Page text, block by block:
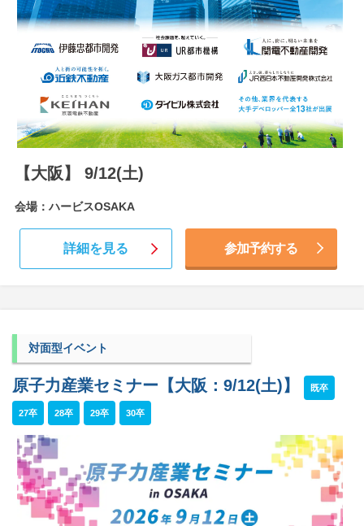
【大阪】 9/12(土)
会場：ハービスOSAKA
詳細を見る 参加予約する
対面型イベント
原子力産業セミナー【大阪：9/12(土)】 既卒
27卒 28卒 29卒 30卒